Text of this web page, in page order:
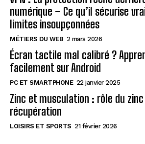
numérique – Ce qu’il sécurise
limites insoupçonnées
MÉTIERS DU WEB 2 mars 2026
Écran tactile mal calibré ?
facilement sur Android
PC ET SMARTPHONE 22 janvier 2025
Zinc et musculation : rôle du
récupération
LOISIRS ET SPORTS 21 février 2026